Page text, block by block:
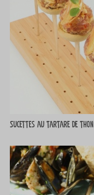
Sucettes au tartare de thon